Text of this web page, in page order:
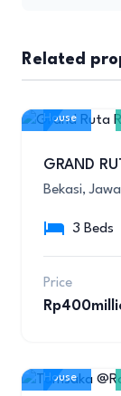
Related
House
GRAND
Bekasi,
3 Beds
Price
House